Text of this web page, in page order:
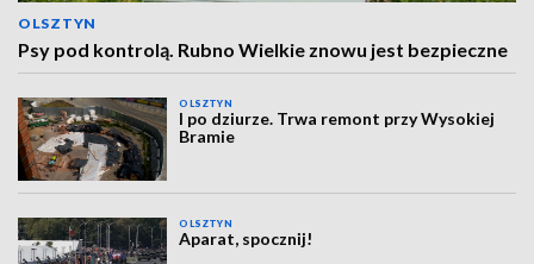
OLSZTYN
Psy pod kontrolą. Rubno Wielkie znowu jest bezpieczne
OLSZTYN
I po dziurze. Trwa remont przy Wysokiej
Bramie
OLSZTYN
Aparat, spocznij!